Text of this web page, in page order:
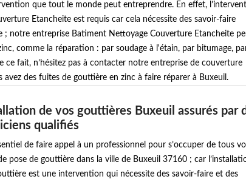
que tout le monde peut entreprendre. En effet,
Etancheite est requis car cela nécessite des savoir-faire
; notre entreprise Batiment Nettoyage Couverture Etancheite
comme la réparation : par soudage à l'étain, par bitumage,
ce fait, n’hésitez pas à contacter notre entreprise de couverture
des fuites de gouttière en zinc à faire réparer à Buxeuil.
de vos gouttières Buxeuil assurés par
qualifiés
de faire appel à un professionnel pour s’occuper de tous
pose de gouttière dans la ville de Buxeuil 37160 ; car
est une intervention qui nécessite des savoir-faire et des